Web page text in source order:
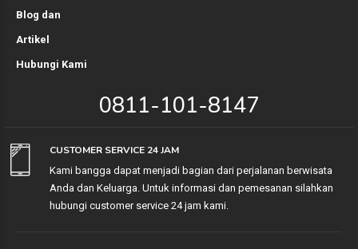
Blog dan
Artikel
Hubungi Kami
0811-101-8147
CUSTOMER SERVICE 24 JAM
Kami bangga dapat menjadi bagian dari perjalanan berwisata
Anda dan Keluarga. Untuk informasi dan pemesanan silahkan
hubungi customer service 24 jam kami.